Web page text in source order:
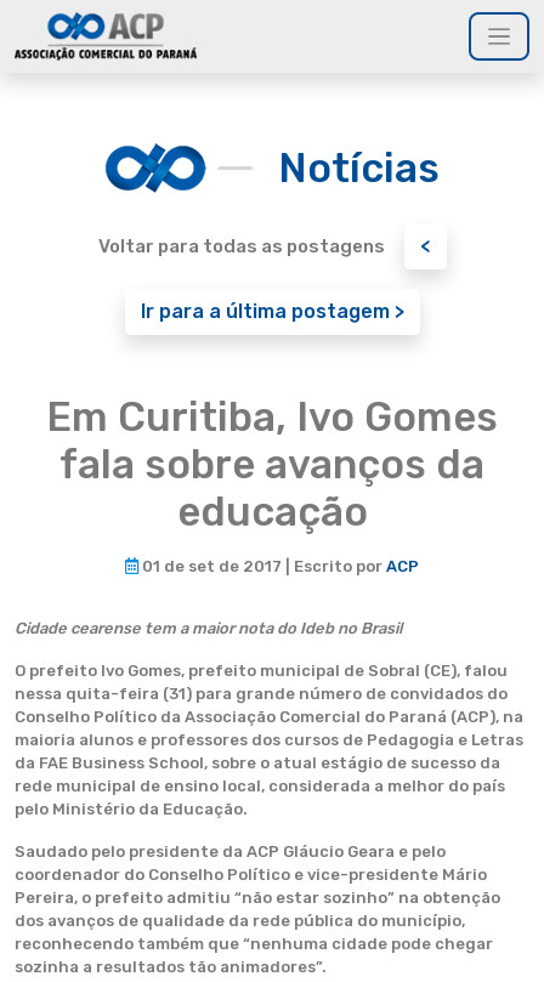
Notícias
Voltar para todas as postagens <
Ir para a última postagem >
Em Curitiba, Ivo Gomes
fala sobre avanços da
educação
01 de set de 2017 | Escrito por ACP
Cidade cearense tem a maior nota do Ideb no Brasil
O prefeito Ivo Gomes, prefeito municipal de Sobral (CE), falou
nessa quita-feira (31) para grande número de convidados do
Conselho Político da Associação Comercial do Paraná (ACP), na
maioria alunos e professores dos cursos de Pedagogia e Letras
da FAE Business School, sobre o atual estágio de sucesso da
rede municipal de ensino local, considerada a melhor do país
pelo Ministério da Educação.
Saudado pelo presidente da ACP Gláucio Geara e pelo
coordenador do Conselho Político e vice-presidente Mário
Pereira, o prefeito admitiu “não estar sozinho” na obtenção
dos avanços de qualidade da rede pública do município,
reconhecendo também que “nenhuma cidade pode chegar
sozinha a resultados tão animadores”.